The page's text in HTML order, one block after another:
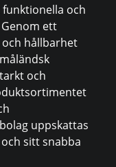
och
ett
hållbarhet
och
uppskattas
sitt snabba